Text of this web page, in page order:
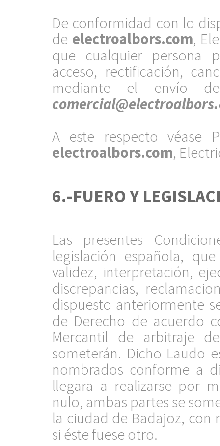
De conformidad con lo
de electroalbors.com,
que cualquier persona
acceso, rectificación,
mediante el envío
A este respecto véase
electroalbors.com,
6.-FUERO Y
Las presentes
legislación española,
validez, interpretación,
discrepancias,
dispuesto anteriormente
de Derecho de acuerdo
Mercantil de arbitraje
someterán. Dicho Laudo
nombrados conforme a
llegara a realizarse por
nulo, ambas partes se
la ciudad de Badajoz, con
si éste fuese otro.